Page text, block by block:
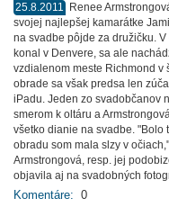
25.8.2011
Renee
svojej najlepšej kamarátke
na svadbe pôjde za družičku.
konal v Denvere, sa ale
vzdialenom meste Richmond v
obrade sa však predsa len
iPadu. Jeden zo svadobčanov
smerom k oltáru a
všetko dianie na svadbe. "Bolo
obradu som mala slzy v
Armstrongová, resp. jej
objavila aj na svadobných
Komentáre: 0